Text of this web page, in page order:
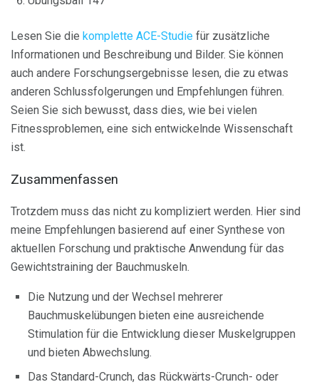
Lesen Sie die komplette ACE-Studie für zusätzliche
Informationen und Beschreibung und Bilder. Sie können
auch andere Forschungsergebnisse lesen, die zu etwas
anderen Schlussfolgerungen und Empfehlungen führen.
Seien Sie sich bewusst, dass dies, wie bei vielen
Fitnessproblemen, eine sich entwickelnde Wissenschaft
ist.
Zusammenfassen
Trotzdem muss das nicht zu kompliziert werden. Hier sind
meine Empfehlungen basierend auf einer Synthese von
aktuellen Forschung und praktische Anwendung für das
Gewichtstraining der Bauchmuskeln.
Die Nutzung und der Wechsel mehrerer
Bauchmuskelübungen bieten eine ausreichende
Stimulation für die Entwicklung dieser Muskelgruppen
und bieten Abwechslung.
Das Standard-Crunch, das Rückwärts-Crunch- oder